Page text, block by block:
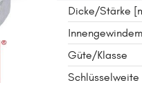
Dicke/Stärke
Güte/Klasse
Schlüsselweite